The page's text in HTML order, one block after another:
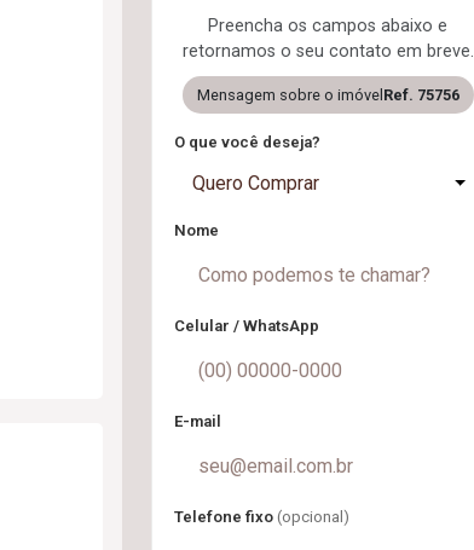
Preencha os campos abaixo e
retornamos o seu contato em breve.
Mensagem sobre o imóvel Ref. 75756
O que você deseja?
Quero Comprar
Nome
Celular / WhatsApp
E-mail
Telefone fixo (opcional)